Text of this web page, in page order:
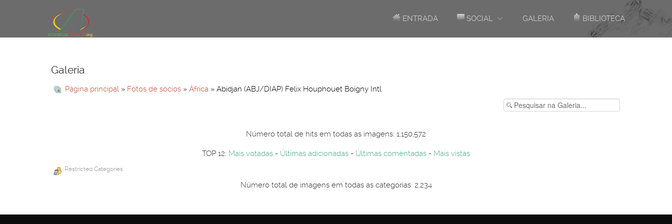
ENTRADA SOCIAL GALERIA BIBLIOTECA
Galeria
Página principal » Fotos de sócios » África » Abidjan (ABJ/DIAP) Felix Houphouet Boigny Intl
Número total de hits em todas as imagens: 1,150,572
TOP 12: Mais votadas - Últimas adicionadas - Últimas comentadas - Mais vistas
Restricted Categories
Número total de imagens em todas as categorias: 2,234